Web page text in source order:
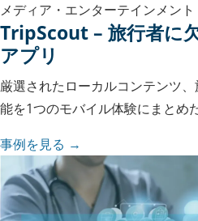
メディア・エンターテインメント
TripScout – 旅行者に
アプリ
厳選されたローカルコンテンツ
能を1つのモバイル体験にまとめ
事例を見る →